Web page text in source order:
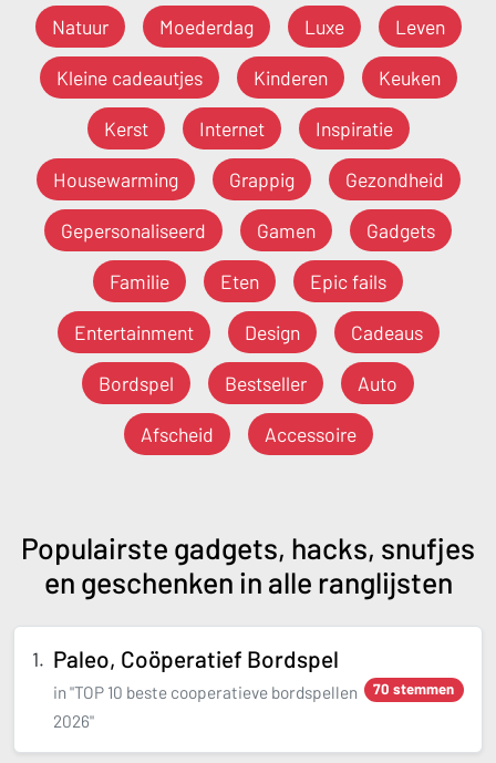
Natuur Moederdag Luxe Leven
Kleine cadeautjes Kinderen Keuken
Kerst Internet Inspiratie
Housewarming Grappig Gezondheid
Gepersonaliseerd Gamen Gadgets
Familie Eten Epic fails
Entertainment Design Cadeaus
Bordspel Bestseller Auto
Afscheid Accessoire
Populairste gadgets, hacks, snufjes
en geschenken in alle ranglijsten
Paleo, Coöperatief Bordspel
in "TOP 10 beste cooperatieve bordspellen
2026"
70 stemmen